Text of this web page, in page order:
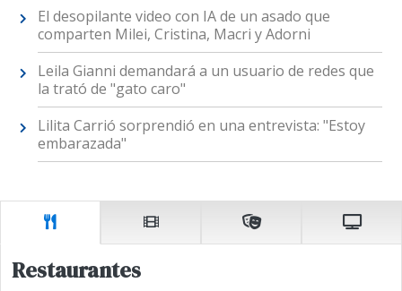
El desopilante video con IA de un asado que
comparten Milei, Cristina, Macri y Adorni
Leila Gianni demandará a un usuario de redes que
la trató de "gato caro"
Lilita Carrió sorprendió en una entrevista: "Estoy
embarazada"
Restaurantes